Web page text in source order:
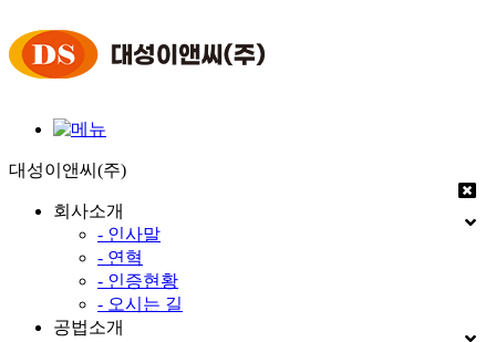
대성이앤씨(주)
회사소개
- 인사말
- 연혁
- 인증현황
- 오시는 길
공법소개